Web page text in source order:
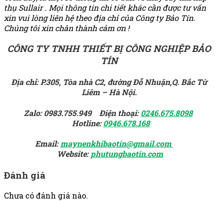
thụ Sullair . Mọi thông tin chi tiết khác cần được tư vấn
xin vui lòng liên hệ theo địa chỉ của Công ty Bảo Tín.
Chúng tôi xin chân thành cảm ơn !
CÔNG TY TNHH THIẾT BỊ CÔNG NGHIỆP BẢO
TÍN
Địa chỉ: P.305, Tòa nhà C2, đường Đỗ Nhuận,Q. Bắc Từ
Liêm – Hà Nội.
Zalo: 0983.755.949 Điện thoại:0246.675.8098
Hotline:0946.678.168
Email:maynenkhibaotin@gmail.com
Website: phutungbaotin.com
Đánh giá
Chưa có đánh giá nào.